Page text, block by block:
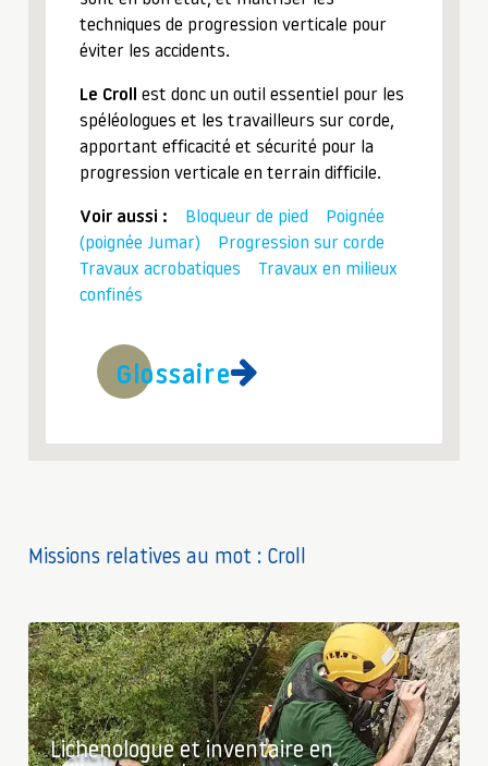
techniques de progression verticale pour
éviter les accidents.
Le Croll est donc un outil essentiel pour les
spéléologues et les travailleurs sur corde,
apportant efficacité et sécurité pour la
progression verticale en terrain difficile.
Voir aussi : Bloqueur de pied
Poignée
(poignée Jumar)
Progression sur corde
Travaux acrobatiques
Travaux en milieux
confinés
Glossaire
Missions relatives au mot : Croll
Lichenologue et inventaire en